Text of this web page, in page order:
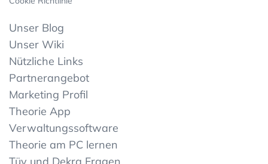
Unser Blog
Unser Wiki
Nützliche Links
Partnerangebot
Marketing Profil
Theorie App
Verwaltungssoftware
Theorie am PC lernen
Tüv und Dekra Fragen